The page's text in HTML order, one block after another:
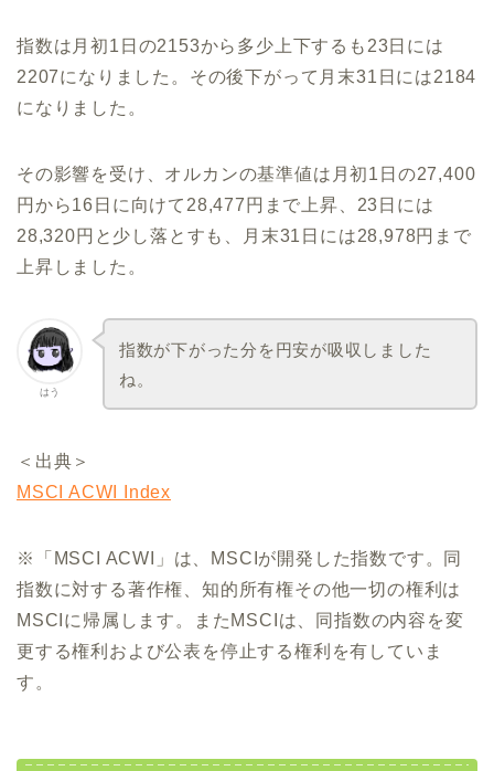
指数は月初1日の2153から多少上下するも23日には
2207になりました。その後下がって月末31日には2184
になりました。
その影響を受け、オルカンの基準値は月初1日の27,400
円から16日に向けて28,477円まで上昇、23日には
28,320円と少し落とすも、月末31日には28,978円まで
上昇しました。
はう
指数が下がった分を円安が吸収しました
ね。
＜出典＞
MSCI ACWI Index
※「MSCI ACWI」は、MSCIが開発した指数です。同
指数に対する著作権、知的所有権その他一切の権利は
MSCIに帰属します。またMSCIは、同指数の内容を変
更する権利および公表を停止する権利を有していま
す。